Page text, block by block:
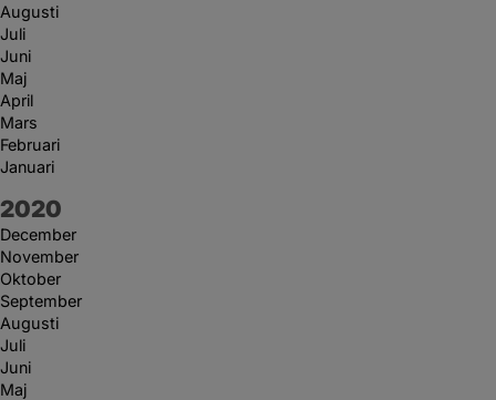
Augusti
Juli
Juni
Maj
April
Mars
Februari
Januari
År:
2020
December
November
Oktober
September
Augusti
Juli
Juni
Maj